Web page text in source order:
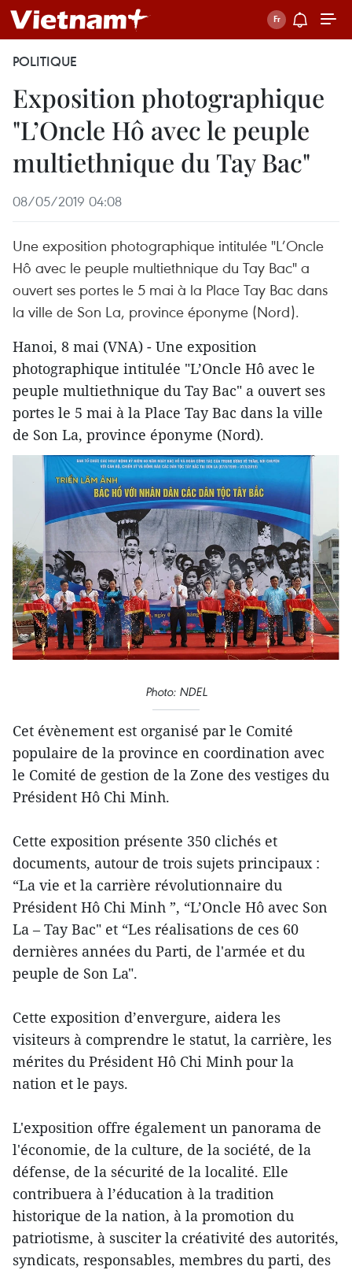
POLITIQUE
Exposition photographique
"L’Oncle Hô avec le peuple
multiethnique du Tay Bac"
08/05/2019 04:08
Une exposition photographique intitulée "L’Oncle
Hô avec le peuple multiethnique du Tay Bac" a
ouvert ses portes le 5 mai à la Place Tay Bac dans
la ville de Son La, province éponyme (Nord).
Hanoi, 8 mai (VNA) - Une exposition
photographique intitulée "L’Oncle Hô avec le
peuple multiethnique du Tay Bac" a ouvert ses
portes le 5 mai à la Place Tay Bac dans la ville
de Son La, province éponyme (Nord).
Photo: NDEL
Cet évènement est organisé par le Comité
populaire de la province en coordination avec
le Comité de gestion de la Zone des vestiges du
Président Hô Chi Minh.
Cette exposition présente 350 clichés et
documents, autour de trois sujets principaux :
“La vie et la carrière révolutionnaire du
Président Hô Chi Minh ”, “L’Oncle Hô avec Son
La – Tay Bac" et “Les réalisations de ces 60
dernières années du Parti, de l'armée et du
peuple de Son La".
Cette exposition d’envergure, aidera les
visiteurs à comprendre le statut, la carrière, les
mérites du Président Hô Chi Minh pour la
nation et le pays.
L'exposition offre également un panorama de
l'économie, de la culture, de la société, de la
défense, de la sécurité de la localité. Elle
contribuera à l’éducation à la tradition
historique de la nation, à la promotion du
patriotisme, à susciter la créativité des autorités,
syndicats, responsables, membres du parti, des